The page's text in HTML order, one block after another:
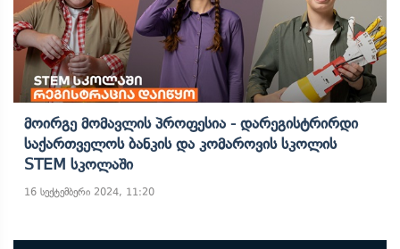
Მოირგე Მომავლის Პროფესია - Დარეგისტრირდი
Საქართველოს Ბანკის Და Კომაროვის Სკოლის
STEM Სკოლაში
16 სექტემბერი 2024, 11:20